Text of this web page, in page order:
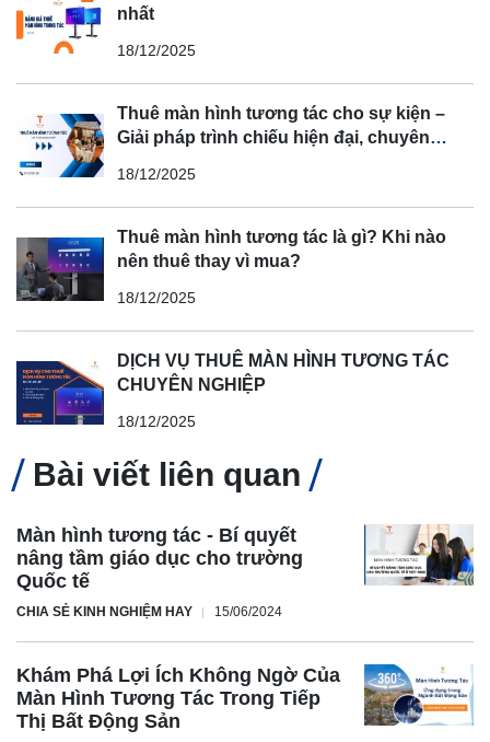
nhất
18/12/2025
Thuê màn hình tương tác cho sự kiện –
Giải pháp trình chiếu hiện đại, chuyên
18/12/2025
Thuê màn hình tương tác là gì? Khi nào
nên thuê thay vì mua?
18/12/2025
DỊCH VỤ THUÊ MÀN HÌNH TƯƠNG TÁC
CHUYÊN NGHIỆP
18/12/2025
Bài viết liên quan
Màn hình tương tác - Bí quyết
nâng tầm giáo dục cho trường
Quốc tế
CHIA SẺ KINH NGHIỆM HAY 15/06/2024
Khám Phá Lợi Ích Không Ngờ Của
Màn Hình Tương Tác Trong Tiếp
Thị Bất Động Sản